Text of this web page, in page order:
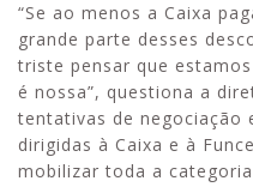
“Se ao menos a Caixa
grande parte desses
triste pensar que
é nossa”, questiona a
tentativas de negociação
dirigidas à Caixa e à
mobilizar toda a